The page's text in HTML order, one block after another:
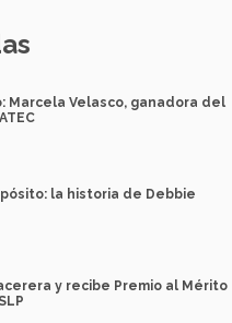
Marcela Velasco, ganadora del
la historia de Debbie
y recibe Premio al Mérito